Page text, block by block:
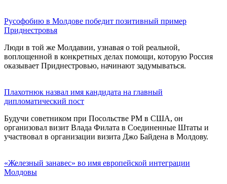
Русофобию в Молдове победит позитивный пример
Приднестровья
Люди в той же Молдавии, узнавая о той реальной,
воплощенной в конкретных делах помощи, которую Россия
оказывает Приднестровью, начинают задумываться.
Плахотнюк назвал имя кандидата на главный
дипломатический пост
Будучи советником при Посольстве РМ в США, он
организовал визит Влада Филата в Соединенные Штаты и
участвовал в организации визита Джо Байдена в Молдову.
«Железный занавес» во имя европейской интеграции
Молдовы